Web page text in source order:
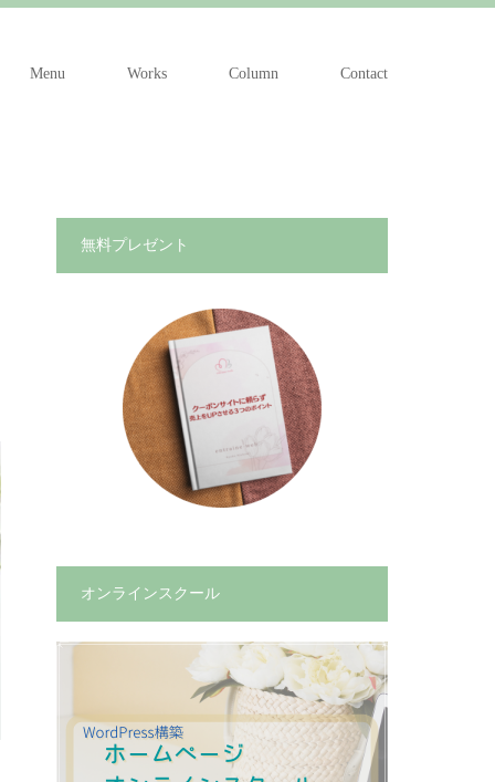
Menu Works Column Contact
無料プレゼント
オンラインスクール